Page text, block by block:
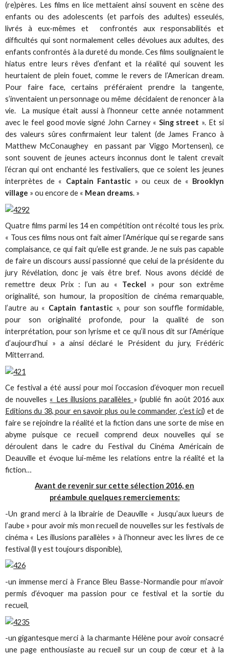
(re)pères. Les films en lice mettaient ainsi souvent en scène des
enfants ou des adolescents (et parfois des adultes) esseulés,
livrés à eux-mêmes et confrontés aux responsabilités et
difficultés qui sont normalement celles dévolues aux adultes, des
enfants confrontés à la dureté du monde. Ces films soulignaient le
hiatus entre leurs rêves d’enfant et la réalité qui souvent les
heurtaient de plein fouet, comme le revers de l’American dream.
Pour faire face, certains préféraient prendre la tangente,
s’inventaient un personnage ou même décidaient de renoncer à la
vie. La musique était aussi à l’honneur cette année notamment
avec le feel good movie signé John Carney « Sing street ». Et si
des valeurs sûres confirmaient leur talent (de James Franco à
Matthew McConaughey en passant par Viggo Mortensen), ce
sont souvent de jeunes acteurs inconnus dont le talent crevait
l’écran qui ont enchanté les festivaliers, que ce soient les jeunes
interprètes de « Captain Fantastic » ou ceux de « Brooklyn
village » ou encore de « Mean dreams. »
Quatre films parmi les 14 en compétition ont récolté tous les prix.
« Tous ces films nous ont fait aimer l’Amérique qui se regarde sans
complaisance, ce qui fait qu’elle est grande. Je ne suis pas capable
de faire un discours aussi passionné que celui de la présidente du
jury Révélation, donc je vais être bref. Nous avons décidé de
remettre deux Prix : l’un au « Teckel » pour son extrême
originalité, son humour, la proposition de cinéma remarquable,
l’autre au « Captain fantastic », pour son souffle formidable,
pour son originalité profonde, pour la qualité de son
interprétation, pour son lyrisme et ce qu’il nous dit sur l’Amérique
d’aujourd’hui » a ainsi déclaré le Président du jury, Frédéric
Mitterrand.
Ce festival a été aussi pour moi l’occasion d’évoquer mon recueil
de nouvelles « Les illusions parallèles » (publié fin août 2016 aux
Editions du 38, pour en savoir plus ou le commander, c’est ici) et de
faire se rejoindre la réalité et la fiction dans une sorte de mise en
abyme puisque ce recueil comprend deux nouvelles qui se
déroulent dans le cadre du Festival du Cinéma Américain de
Deauville et évoque lui-même les relations entre la réalité et la
fiction…
Avant de revenir sur cette sélection 2016, en
préambule quelques remerciements:
-Un grand merci à la librairie de Deauville « Jusqu’aux lueurs de
l’aube » pour avoir mis mon recueil de nouvelles sur les festivals de
cinéma « Les illusions parallèles » à l’honneur avec les livres de ce
festival (ll y est toujours disponible),
-un immense merci à France Bleu Basse-Normandie pour m’avoir
permis d’évoquer ma passion pour ce festival et la sortie du
recueil,
-un gigantesque merci à la charmante Hélène pour avoir consacré
une page enthousiaste au recueil sur un coup de cœur et à la